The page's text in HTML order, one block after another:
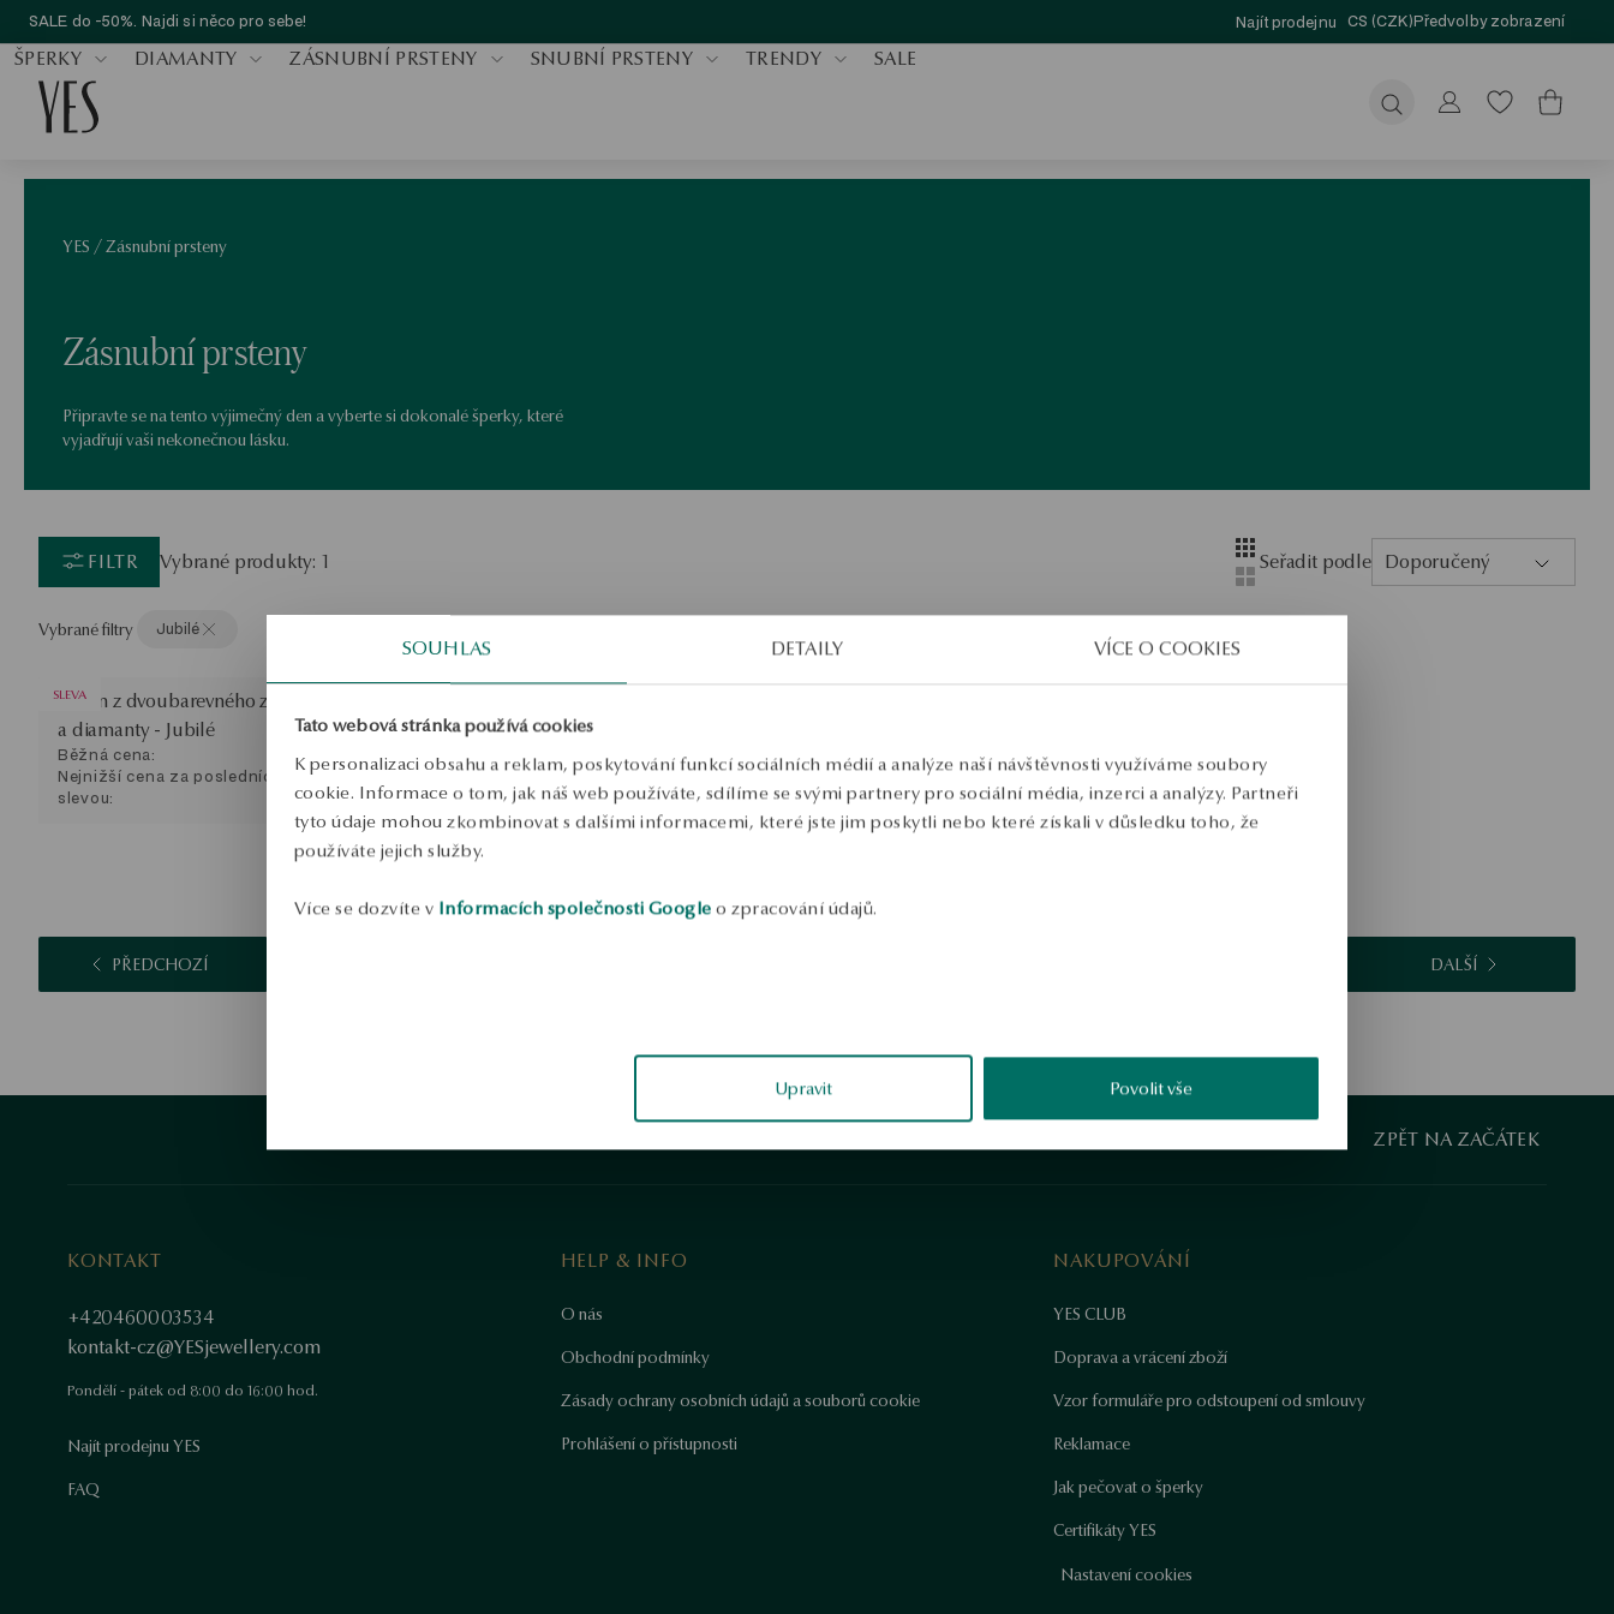
SOUHLAS DETAILY VÍCE O COOKIES
Tato webová stránka používá cookies
K personalizaci obsahu a reklam, poskytování funkcí sociálních médií a analýze naší návštěvnosti využíváme soubory
cookie. Informace o tom, jak náš web používáte, sdílíme se svými partnery pro sociální média, inzerci a analýzy. Partneři
tyto údaje mohou zkombinovat s dalšími informacemi, které jste jim poskytli nebo které získali v důsledku toho, že
používáte jejich služby.
Více se dozvíte v Informacích společnosti Google o zpracování údajů.
Upravit Povolit vše
SALE do -50%. Najdi si něco pro sebe! Najít prodejnu CS (CZK)Předvolby zobrazení
ŠPERKY DIAMANTY ZÁSNUBNÍ PRSTENY SNUBNÍ PRSTENY TRENDY SALE
Odeslat
YES /Zásnubní prsteny
Zásnubní prsteny
Připravte se na tento výjimečný den a vyberte si dokonalé šperky, které
vyjadřují vaši nekonečnou lásku.
FILTR Vybrané produkty: 1
Layout
Zobrazení se čtyřmi sloupci
Zobrazení se dvěma sloupci
Seřadit podle Doporučený
Vybrané filtry Jubilé
SLEVA
Prsten z dvoubarevného zlata s topazem
a diamanty - Jubilé
Běžná cena:
Nejnižší cena za posledních 30 dní před
slevou:
PŘEDCHOZÍ DALŠÍ
ZPĚT NA ZAČÁTEK
KONTAKT
+420460003534
kontakt-cz@YESjewellery.com
Pondělí - pátek od 8:00 do 16:00 hod.
Najít prodejnu YES
FAQ
HELP & INFO
O nás
Obchodní podmínky
Zásady ochrany osobních údajů a souborů cookie
Prohlášení o přístupnosti
NAKUPOVÁNÍ
YES CLUB
Doprava a vrácení zboží
Vzor formuláře pro odstoupení od smlouvy
Reklamace
Jak pečovat o šperky
Certifikáty YES
Nastavení cookies